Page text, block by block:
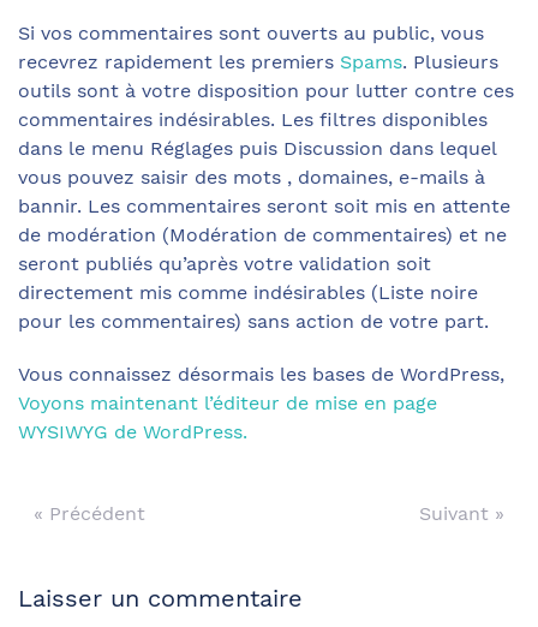
Si vos commentaires sont ouverts au public, vous
recevrez rapidement les premiers Spams. Plusieurs
outils sont à votre disposition pour lutter contre ces
commentaires indésirables. Les filtres disponibles
dans le menu Réglages puis Discussion dans lequel
vous pouvez saisir des mots , domaines, e-mails à
bannir. Les commentaires seront soit mis en attente
de modération (Modération de commentaires) et ne
seront publiés qu’après votre validation soit
directement mis comme indésirables (Liste noire
pour les commentaires) sans action de votre part.
Vous connaissez désormais les bases de WordPress,
Voyons maintenant l’éditeur de mise en page
WYSIWYG de WordPress.
« Précédent Suivant »
Laisser un commentaire